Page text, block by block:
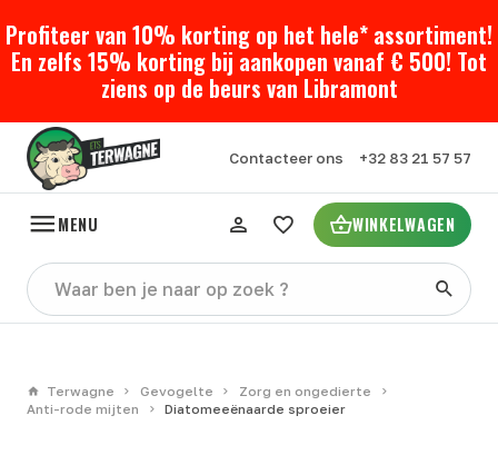
Profiteer van 10% korting op het hele* assortiment!
En zelfs 15% korting bij aankopen vanaf € 500! Tot
ziens op de beurs van Libramont
Contacteer ons +32 83 21 57 57
MENU WINKELWAGEN
Terwagne Gevogelte
Zorg en ongedierte
Anti-rode mijten
Diatomeeënaarde sproeier